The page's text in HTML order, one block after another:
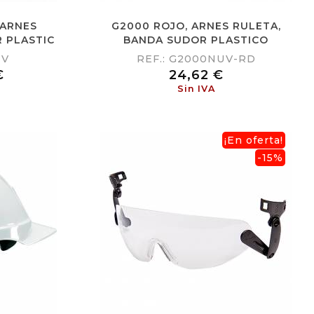
PLASTIC
G2000 ROJO, ARNES RULETA,
BANDA SUDOR PLASTICO
REF.: G2000NUV-RD
Precio
24,62 €
Sin IVA
¡En oferta!
-15%